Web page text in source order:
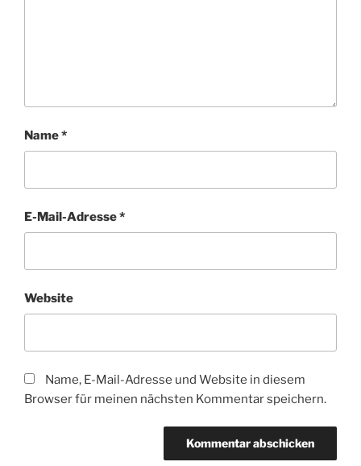
Name*
E-Mail-Adresse*
Website
Name, E-Mail-Adresse und Website in diesem
Browser für meinen nächsten Kommentar speichern.